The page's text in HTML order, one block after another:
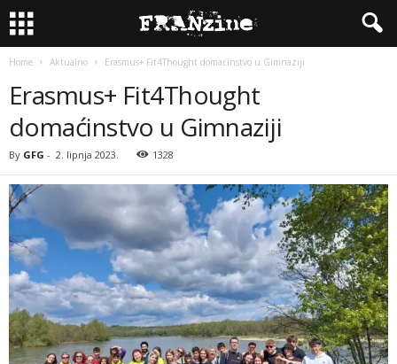
Home Aktualno Erasmus+ Fit4Thought domaćinstvo u Gimnaziji
Erasmus+ Fit4Thought
domaćinstvo u Gimnaziji
By GFG - 2. lipnja 2023. 1328